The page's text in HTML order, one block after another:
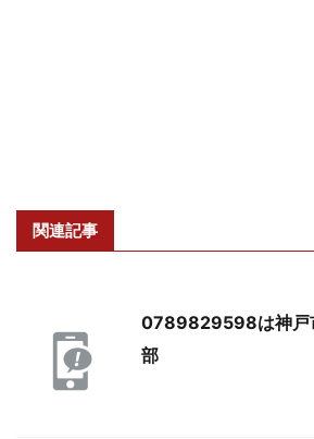
関連記事
0789829598は神戸
部